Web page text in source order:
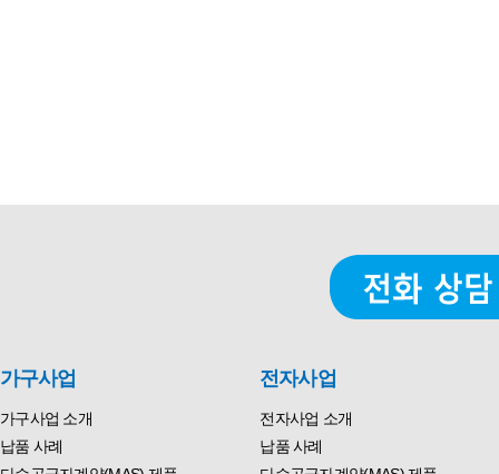
가구사업
가구사업 소개
납품 사례
전자사업
전자사업 소개
납품 사례